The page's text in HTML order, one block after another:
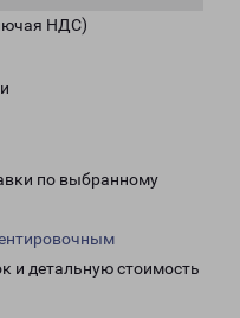
НДС)
по выбранному
и детальную стоимость